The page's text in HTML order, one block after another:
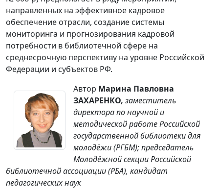
направленных на эффективное кадровое
обеспечение отрасли, создание системы
мониторинга и прогнозирования кадровой
потребности в библиотечной сфере на
среднесрочную перспективу на уровне Российской
Федерации и субъектов РФ.
Автор Марина Павловна
ЗАХАРЕНКО, заместитель
директора по научной и
методической работе Российской
государственной библиотеки для
молодёжи (РГБМ); председатель
Молодёжной секции Российской
библиотечной ассоциации (РБА), кандидат
педагогических наук